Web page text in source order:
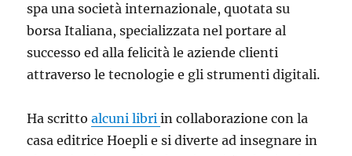
spa una società internazionale, quotata su
borsa Italiana, specializzata nel portare al
successo ed alla felicità le aziende clienti
attraverso le tecnologie e gli strumenti digitali.
Ha scrittoalcuni libriin collaborazione con la
casa editrice Hoepli e si diverte ad insegnare in